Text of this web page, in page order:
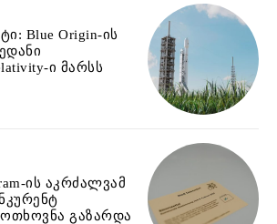
Blue Origin-ის
ი მარსს
ის აკრძალვამ
გაზარდა